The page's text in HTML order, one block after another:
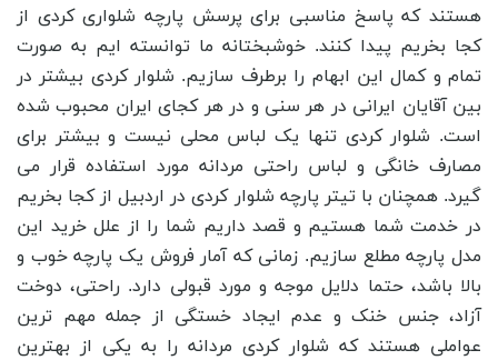
هستند که پاسخ مناسبی برای پرسش پارچه شلواری کردی از
کجا بخریم پیدا کنند. خوشبختانه ما توانسته ایم به صورت
تمام و کمال این ابهام را برطرف سازیم. شلوار کردی بیشتر در
بین آقایان ایرانی در هر سنی و در هر کجای ایران محبوب شده
است. شلوار کردی تنها یک لباس محلی نیست و بیشتر برای
مصارف خانگی و لباس راحتی مردانه مورد استفاده قرار می
‌گیرد. همچنان با تیتر پارچه شلوار کردی در اردبیل از کجا بخریم
در خدمت شما هستیم و قصد داریم شما را از علل خرید این
مدل پارچه مطلع سازیم. زمانی که آمار فروش یک پارچه خوب و
بالا باشد، حتما دلایل موجه و مورد قبولی دارد. راحتی، دوخت
آزاد، جنس خنک و عدم ایجاد خستگی از جمله مهم ترین
عواملی هستند که شلوار کردی مردانه را به یکی از بهترین